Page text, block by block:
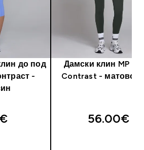
до под
-
Дамски клин MP
Contrast - матово
56.00€‎